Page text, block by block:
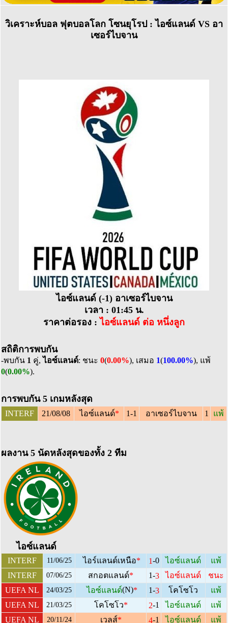
วิเคราะห์บอล ฟุตบอลโลก โซนยุโรป : ไอซ์แลนด์ VS อา
เซอร์ไบจาน
ไอซ์แลนด์ (-1) อาเซอร์ไบจาน
เวลา : 01:45 น.
ราคาต่อรอง : ไอซ์แลนด์ ต่อ หนึ่งลูก
สถิติการพบกัน
-พบกัน 1 คู่,ไอซ์แลนด์: ชนะ 0(0.00%), เสมอ 1(100.00%), แพ้
0(0.00%).
การพบกัน 5 เกมหลังสุด
INTERF 21/08/08 ไอซ์แลนด์* 1-1 อาเซอร์ไบจาน 1 แพ้
ผลงาน 5 นัดหลังสุดของทั้ง 2 ทีม
ไอซ์แลนด์
INTERF 11/06/25 ไอร์แลนด์เหนือ* 1-0 ไอซ์แลนด์
แพ้
INTERF
07/06/25 สกอตแลนด์* 1-3 ไอซ์แลนด์
ชนะ
UEFA NL
24/03/25 ไอซ์แลนด์(N)* 1-3 โคโซโว
แพ้
UEFA NL
21/03/25 โคโซโว* 2-1 ไอซ์แลนด์
แพ้
UEFA NL
20/11/24 เวลส์* 4-1 ไอซ์แลนด์ แพ้